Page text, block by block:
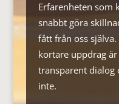
Erfarenheten som
snabbt göra
fått från oss
kortare uppdrag
transparent dialog
inte.